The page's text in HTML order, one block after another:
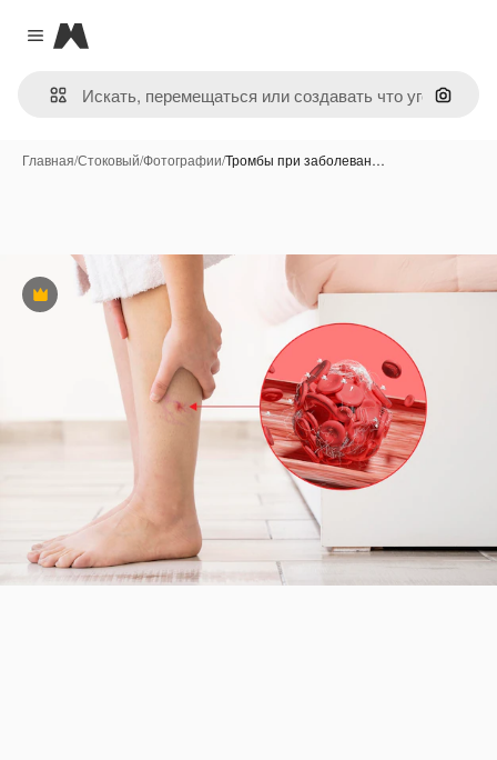
Close menu
Magnific
Поиск
Главная/Стоковый/Фотографии/Тромбы при заболеван…
Премиум